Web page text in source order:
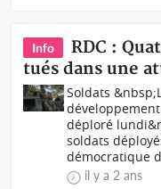
Info
RDC :
tués dans une
Soldats
déploré
soldats
démocratique
il y a 2 ans